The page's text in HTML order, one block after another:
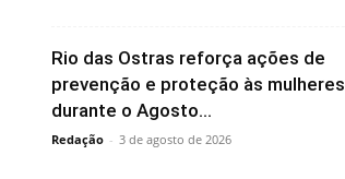
Rio das Ostras reforça ações de
prevenção e proteção às mulheres
durante o Agosto...
Redação - 3 de agosto de 2026